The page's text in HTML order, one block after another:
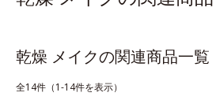
乾燥 メイクの関連商品一覧
全14件（1-14件を表示）